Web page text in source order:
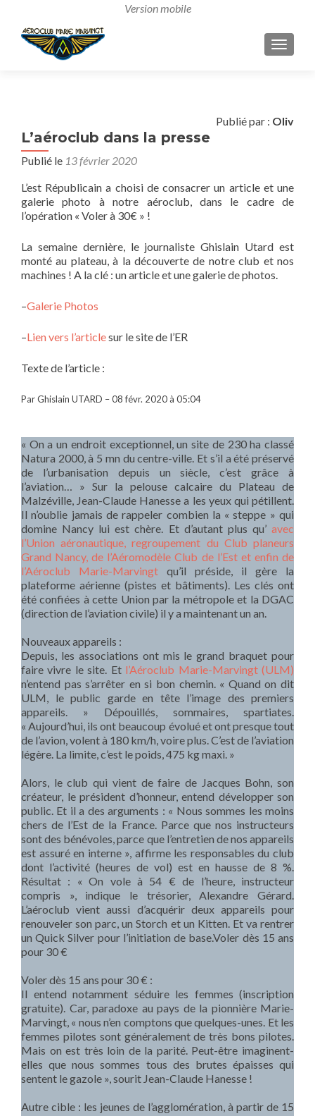
Publié par : Oliv
L’aéroclub dans la presse
Publié le 13 février 2020
L’est Républicain a choisi de consacrer un article et une
galerie photo à notre aéroclub, dans le cadre de
l’opération « Voler à 30€ » !
La semaine dernière, le journaliste Ghislain Utard est
monté au plateau, à la découverte de notre club et nos
machines ! A la clé : un article et une galerie de photos.
–Galerie Photos
–Lien vers l’articlesur le site de l’ER
Texte de l’article :
Par Ghislain UTARD – 08 févr. 2020 à 05:04
« On a un endroit exceptionnel, un site de 230 ha classé
Natura 2000, à 5 mn du centre-ville. Et s’il a été préservé
de l’urbanisation depuis un siècle, c’est grâce à
l’aviation… » Sur la pelouse calcaire du Plateau de
Malzéville, Jean-Claude Hanesse a les yeux qui pétillent.
Il n’oublie jamais de rappeler combien la « steppe » qui
domine Nancy lui est chère. Et d’autant plus qu’ avec
l’Union aéronautique, regroupement du Club planeurs
Grand Nancy, de l’Aéromodèle Club de l’Est et enfin de
l’Aéroclub Marie-Marvingt qu’il préside, il gère la
plateforme aérienne (pistes et bâtiments). Les clés ont
été confiées à cette Union par la métropole et la DGAC
(direction de l’aviation civile) il y a maintenant un an.
Nouveaux appareils :
Depuis, les associations ont mis le grand braquet pour
faire vivre le site. Et l’Aéroclub Marie-Marvingt (ULM)
n’entend pas s’arrêter en si bon chemin. « Quand on dit
ULM, le public garde en tête l’image des premiers
appareils. » Dépouillés, sommaires, spartiates.
« Aujourd’hui, ils ont beaucoup évolué et ont presque tout
de l’avion, volent à 180 km/h, voire plus. C’est de l’aviation
légère. La limite, c’est le poids, 475 kg maxi. »
Alors, le club qui vient de faire de Jacques Bohn, son
créateur, le président d’honneur, entend développer son
public. Et il a des arguments : « Nous sommes les moins
chers de l’Est de la France. Parce que nos instructeurs
sont des bénévoles, parce que l’entretien de nos appareils
est assuré en interne », affirme les responsables du club
dont l’activité (heures de vol) est en hausse de 8 %.
Résultat : « On vole à 54 € de l’heure, instructeur
compris », indique le trésorier, Alexandre Gérard.
L’aéroclub vient aussi d’acquérir deux appareils pour
renouveler son parc, un Storch et un Kitten. Et va rentrer
un Quick Silver pour l’initiation de base.Voler dès 15 ans
pour 30 €
Voler dès 15 ans pour 30 € :
Il entend notamment séduire les femmes (inscription
gratuite). Car, paradoxe au pays de la pionnière Marie-
Marvingt, « nous n’en comptons que quelques-unes. Et les
femmes pilotes sont généralement de très bons pilotes.
Mais on est très loin de la parité. Peut-être imaginent-
elles que nous sommes tous des brutes épaisses qui
sentent le gazole », sourit Jean-Claude Hanesse !
Autre cible : les jeunes de l’agglomération, à partir de 15